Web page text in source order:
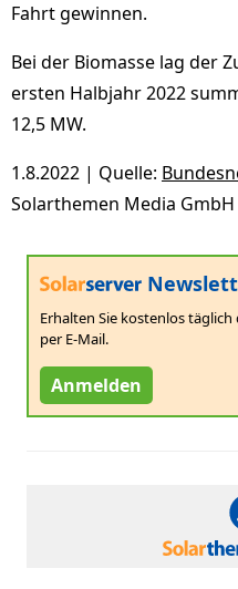
Fahrt gewinnen.
Bei der Biomasse lag der
ersten Halbjahr 2022
12,5 MW.
1.8.2022 | Quelle:
Solarthemen Media GmbH
Erhalten Sie kostenlos
per E-Mail.
Anmelden